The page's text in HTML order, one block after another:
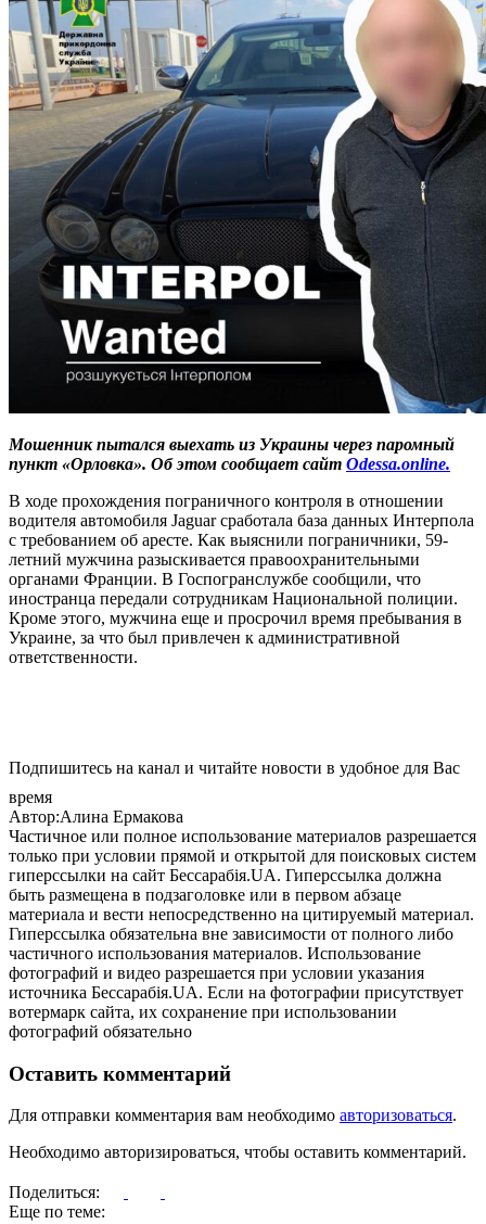
Мошенник пытался выехать из Украины через паромный
пункт «Орловка». Об этом сообщает сайт Оdessa.online.
В ходе прохождения пограничного контроля в отношении
водителя автомобиля Jaguar сработала база данных Интерпола
с требованием об аресте. Как выяснили пограничники, 59-
летний мужчина разыскивается правоохранительными
органами Франции. В Госпогранслужбе сообщили, что
иностранца передали сотрудникам Национальной полиции.
Кроме этого, мужчина еще и просрочил время пребывания в
Украине, за что был привлечен к административной
ответственности.
Подпишитесь на канал и читайте новости в удобное для Вас
время
Автор:Алина Ермакова
Частичное или полное использование материалов разрешается
только при условии прямой и открытой для поисковых систем
гиперссылки на сайт Бессарабія.UA. Гиперссылка должна
быть размещена в подзаголовке или в первом абзаце
материала и вести непосредственно на цитируемый материал.
Гиперссылка обязательна вне зависимости от полного либо
частичного использования материалов. Использование
фотографий и видео разрешается при условии указания
источника Бессарабія.UA. Если на фотографии присутствует
вотермарк сайта, их сохранение при использовании
фотографий обязательно
Оставить комментарий
Для отправки комментария вам необходимо авторизоваться.
Необходимо авторизироваться, чтобы оставить комментарий.
Поделиться:
Еще по теме: